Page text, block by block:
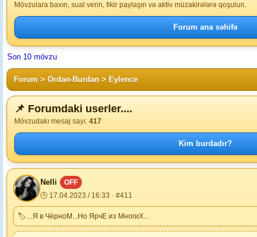
Mövzulara baxın, sual verin, fikir paylaşın və aktiv müzakirələrə qoşulun.
Forum ana səhifə
Son 10 mövzu
Forum > Ordan-Burdan > Eylence
📌 Forumdaki userler....
Mövzudakı mesaj sayı: 417
Kim burdadır?
Nelli
OFF
🕒 17.04.2023 / 16:33 · #411
🏷 ...Я в ЧёрноМ...Но ЯрчЕ из МногиХ...